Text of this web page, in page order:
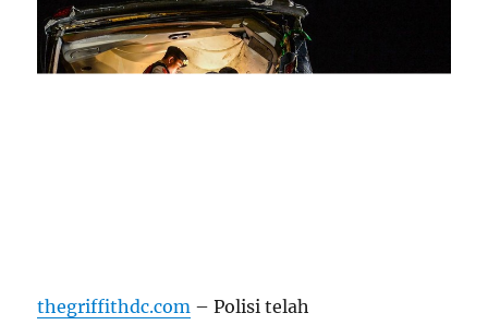
thegriffithdc.com – Polisi telah